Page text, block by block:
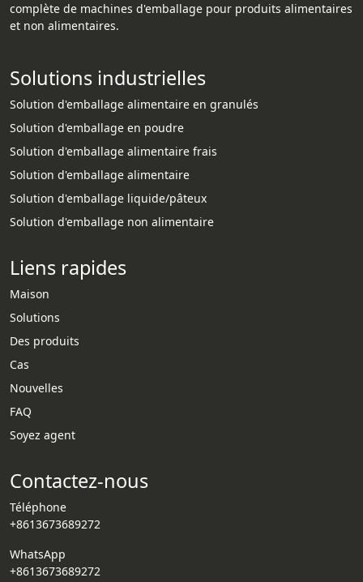
complète de machines d'emballage pour produits alimentaires
et non alimentaires.
Solutions industrielles
Solution d'emballage alimentaire en granulés
Solution d'emballage en poudre
Solution d'emballage alimentaire frais
Solution d'emballage alimentaire
Solution d'emballage liquide/pâteux
Solution d'emballage non alimentaire
Liens rapides
Maison
Solutions
Des produits
Cas
Nouvelles
FAQ
Soyez agent
Contactez-nous
Téléphone
+8613673689272
WhatsApp
+8613673689272